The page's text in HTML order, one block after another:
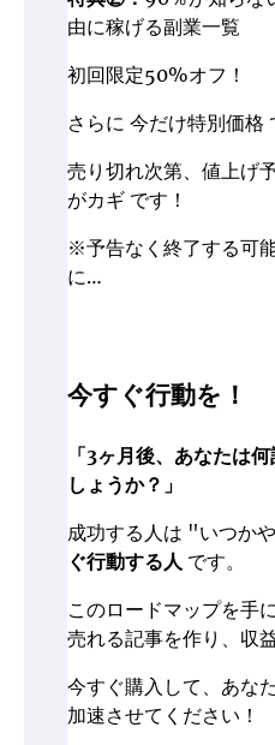
由に稼げる副業一覧
初回限定50%オフ！
さらに 今だけ特別価格
売り切れ次第、値上げ
がカギ です！
※予告なく終了する可
に…
今すぐ行動を！
「3ヶ月後、あなたは
しょうか？」
成功する人は "いつか
ぐ行動する人 です。
このロードマップを手
売れる記事を作り、収
今すぐ購入して、あな
加速させてください！